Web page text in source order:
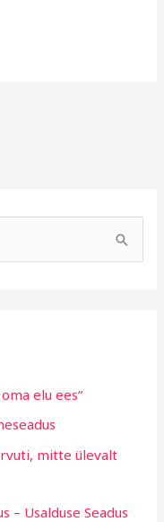
elu ees“
mitte ülevalt
– Usalduse Seadus